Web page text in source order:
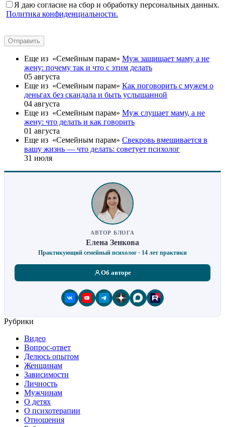
Я даю согласие на сбор и обработку персональных данных.
Политика конфиденциальности.
Отправить
Еще из «Семейным парам» Муж защищает маму а не
жену: почему так и что с этим делать
05 августа
Еще из «Семейным парам» Как поговорить с мужем о
деньгах без скандала и быть услышанной
04 августа
Еще из «Семейным парам» Муж слушает маму, а не
жену: что делать и как говорить
01 августа
Еще из «Семейным парам» Свекровь вмешивается в
вашу жизнь — что делать: советует психолог
31 июля
АВТОР БЛОГА
Елена Зенкова
Практикующий семейный психолог · 14 лет практики
Об авторе
Рубрики
Видео
Вопрос-ответ
Делюсь опытом
Женщинам
Зависимости
Личность
Мужчинам
О детях
О психотерапии
Отношения